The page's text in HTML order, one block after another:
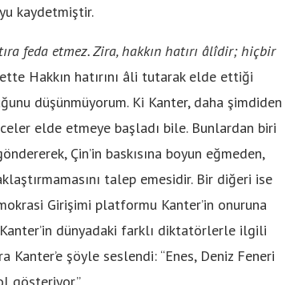
kaydetmiştir.
feda etmez. Zira, hakkın hatırı âlîdir; hiçbir
Hakkın hatırını âli tutarak elde ettiği
düşünmüyorum. Ki Kanter, daha şimdiden
elde etmeye başladı bile. Bunlardan biri
Çin’in baskısına boyun eğmeden,
talep emesidir. Bir diğeri ise
Girişimi platformu Kanter’in onuruna
dünyadaki farklı diktatörlerle ilgili
şöyle seslendi: “Enes, Deniz Feneri